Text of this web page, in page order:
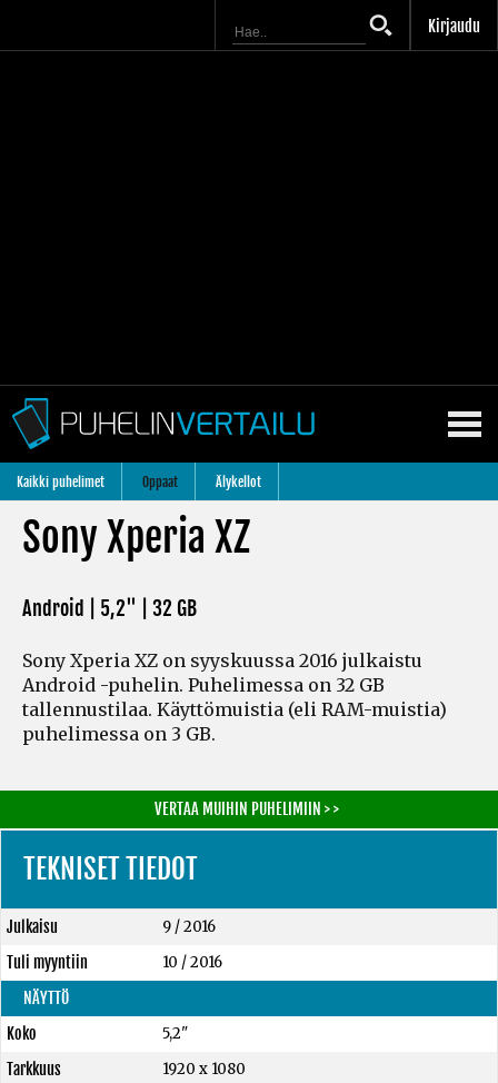
Kirjaudu
Kaikki puhelimet Oppaat Älykellot
Sony Xperia XZ
Android | 5,2" | 32 GB
Sony Xperia XZ on syyskuussa 2016 julkaistu
Android -puhelin. Puhelimessa on 32 GB
tallennustilaa. Käyttömuistia (eli RAM-muistia)
puhelimessa on 3 GB.
VERTAA MUIHIN PUHELIMIIN > >
TEKNISET TIEDOT
Julkaisu
9 / 2016
Tuli myyntiin
10 / 2016
NÄYTTÖ
Koko
5,2"
Tarkkuus
1920 x 1080